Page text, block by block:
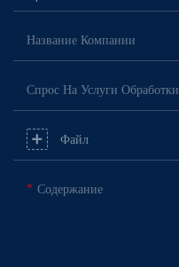
Название Компании
Спрос На Услуги Обработки
Файл
Содержание